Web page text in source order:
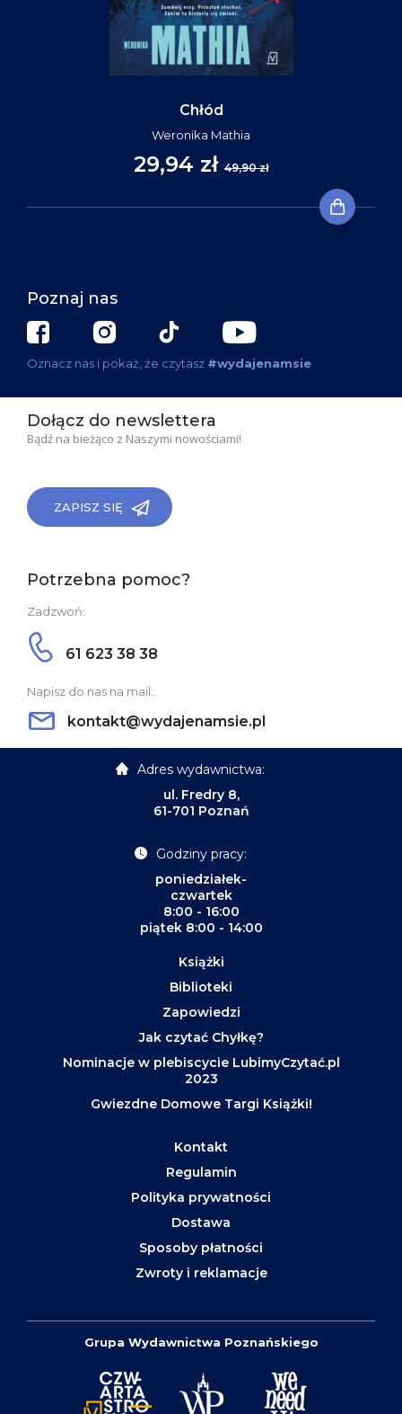
Chłód
Weronika Mathia
29,94 zł 49,90 zł
Poznaj nas
Oznacz nas i pokaż, że czytasz #wydajenamsie
Dołącz do newslettera
Bądź na bieżąco z Naszymi nowościami!
ZAPISZ SIĘ
Potrzebna pomoc?
Zadzwoń:
61 623 38 38
Napisz do nas na mail:
kontakt@wydajenamsie.pl
Adres wydawnictwa:
ul. Fredry 8,
61-701 Poznań
Godziny pracy:
poniedziałek-
czwartek
8:00 - 16:00
piątek 8:00 - 14:00
Książki
Biblioteki
Zapowiedzi
Jak czytać Chyłkę?
Nominacje w plebiscycie LubimyCzytać.pl
2023
Gwiezdne Domowe Targi Książki!
Kontakt
Regulamin
Polityka prywatności
Dostawa
Sposoby płatności
Zwroty i reklamacje
Grupa Wydawnictwa Poznańskiego